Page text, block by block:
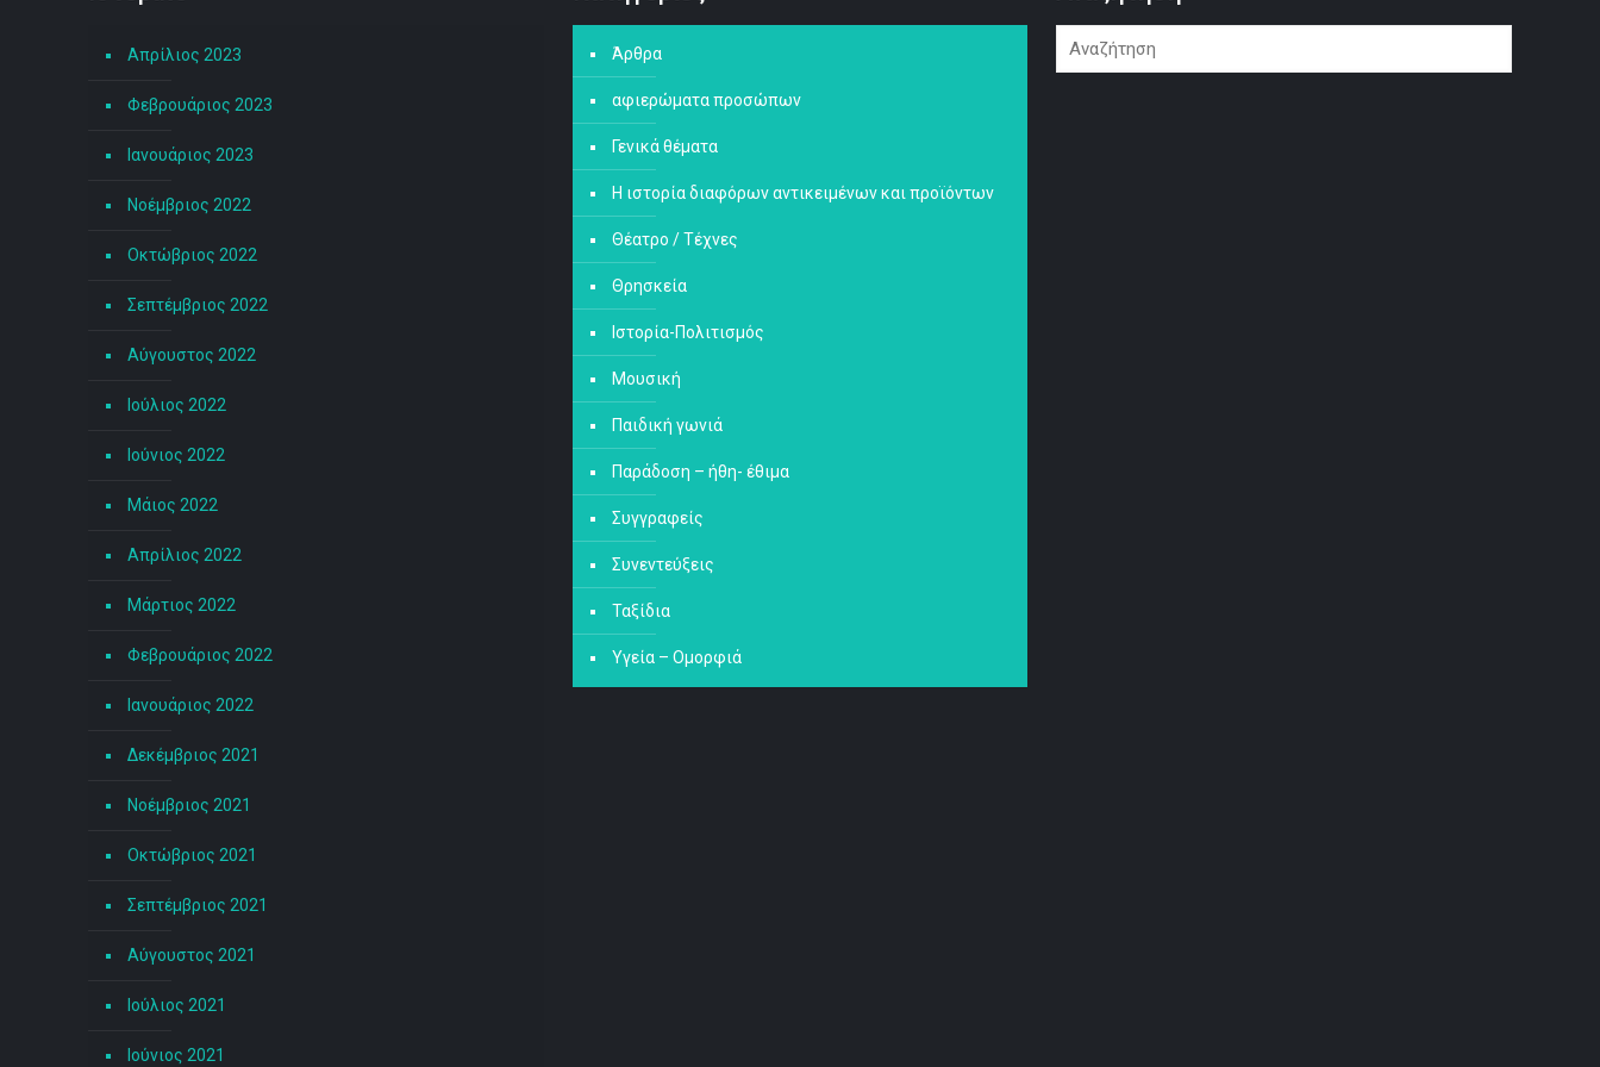
Απρίλιος 2023
Φεβρουάριος 2023
Ιανουάριος 2023
Νοέμβριος 2022
Οκτώβριος 2022
Σεπτέμβριος 2022
Αύγουστος 2022
Ιούλιος 2022
Ιούνιος 2022
Μάιος 2022
Απρίλιος 2022
Μάρτιος 2022
Φεβρουάριος 2022
Ιανουάριος 2022
Δεκέμβριος 2021
Νοέμβριος 2021
Οκτώβριος 2021
Σεπτέμβριος 2021
Αύγουστος 2021
Ιούλιος 2021
Ιούνιος 2021
Άρθρα
αφιερώματα προσώπων
Γενικά θέματα
Η ιστορία διαφόρων αντικειμένων και προϊόντων
Θέατρο / Τέχνες
Θρησκεία
Ιστορία-Πολιτισμός
Μουσική
Παιδική γωνιά
Παράδοση – ήθη- έθιμα
Συγγραφείς
Συνεντεύξεις
Ταξίδια
Υγεία – Ομορφιά